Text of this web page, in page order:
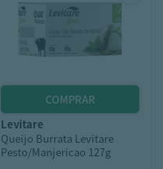
levitare
Queijo Burrata Levitare
Pesto/Manjericao 127g